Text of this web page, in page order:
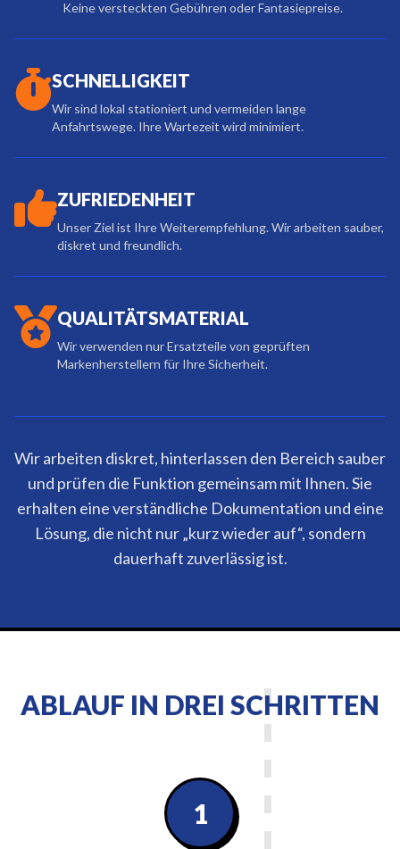
Keine versteckten Gebühren oder Fantasiepreise.
SCHNELLIGKEIT
Wir sind lokal stationiert und vermeiden lange
Anfahrtswege. Ihre Wartezeit wird minimiert.
ZUFRIEDENHEIT
Unser Ziel ist Ihre Weiterempfehlung. Wir arbeiten sauber,
diskret und freundlich.
QUALITÄTSMATERIAL
Wir verwenden nur Ersatzteile von geprüften
Markenherstellern für Ihre Sicherheit.
Wir arbeiten diskret, hinterlassen den Bereich sauber
und prüfen die Funktion gemeinsam mit Ihnen. Sie
erhalten eine verständliche Dokumentation und eine
Lösung, die nicht nur „kurz wieder auf“, sondern
dauerhaft zuverlässig ist.
ABLAUF IN DREI SCHRITTEN
1